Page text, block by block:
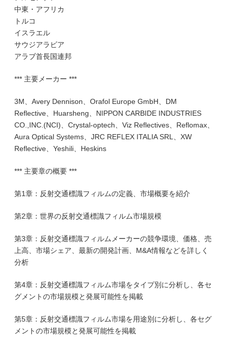
中東・アフリカ
トルコ
イスラエル
サウジアラビア
アラブ首長国連邦
*** 主要メーカー ***
3M、Avery Dennison、Orafol Europe GmbH、DM
Reflective、Huarsheng、NIPPON CARBIDE INDUSTRIES
CO.,INC.(NCI)、Crystal-optech、Viz Reflectives、Reflomax、
Aura Optical Systems、JRC REFLEX ITALIA SRL、XW
Reflective、Yeshili、Heskins
*** 主要章の概要 ***
第1章：反射交通標識フィルムの定義、市場概要を紹介
第2章：世界の反射交通標識フィルム市場規模
第3章：反射交通標識フィルムメーカーの競争環境、価格、売
上高、市場シェア、最新の開発計画、M&A情報などを詳しく
分析
第4章：反射交通標識フィルム市場をタイプ別に分析し、各セ
グメントの市場規模と発展可能性を掲載
第5章：反射交通標識フィルム市場を用途別に分析し、各セグ
メントの市場規模と発展可能性を掲載